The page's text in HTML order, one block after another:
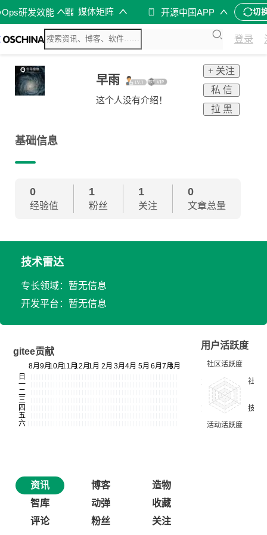
研发效能 媒体矩阵 开源中国APP 切
登录
早雨
这个人没有介绍！
+ 关注
私 信
拉 黑
基础信息
0
经验值
1
粉丝
1
关注
0
文章总量
技术雷达
专长领域：暂无信息
开发平台：暂无信息
gitee贡献
用户活跃度
资讯 博客
造物
智库
动弹
收藏
评论
粉丝 关注